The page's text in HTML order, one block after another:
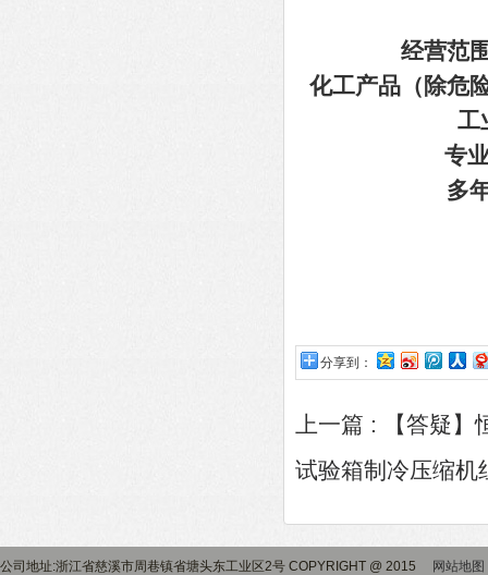
经营范
化工产品（除危
工
专
多
分享到：
上一篇 :
【答疑
试验箱制冷压缩机
公司地址:浙江省慈溪市周巷镇省塘头东工业区2号 COPYRIGHT @ 2015 网站地图